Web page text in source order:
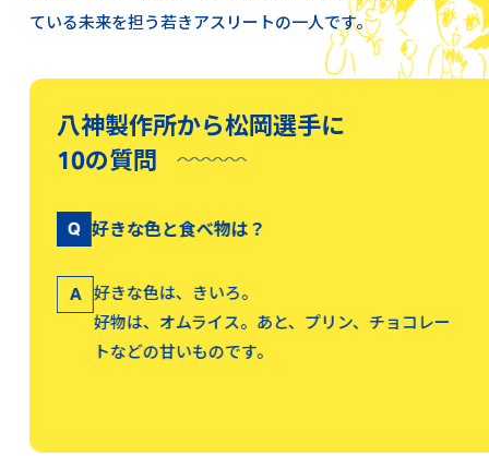
ている未来を担う若きアスリートの一人です。
八神製作所から松岡選手に
10の質問
Q 好きな色と食べ物は？
A
好きな色は、きいろ。
好物は、オムライス。あと、プリン、チョコレー
トなどの甘いものです。